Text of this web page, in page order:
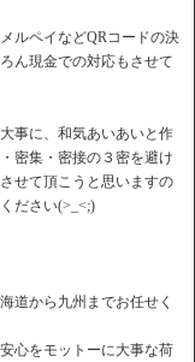
ルペイなどQRコードの決
ん現金での対応もさせて
事に、和気あいあいと作
密集・密接の３密を避け
せて頂こうと思いますの
ださい(>_<;)
道から九州までお任せく
心をモットーに大事な荷